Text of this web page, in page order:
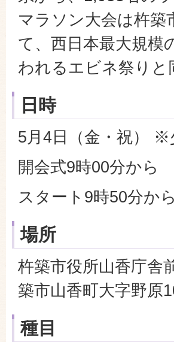
マラソン大会は杵築
て、西日本最大規模
われるエビネ祭りと
日時
5月4日（金・祝） ※
開会式9時00分から
スタート9時50分から
場所
杵築市役所山香庁舎
築市山香町大字野原
種目